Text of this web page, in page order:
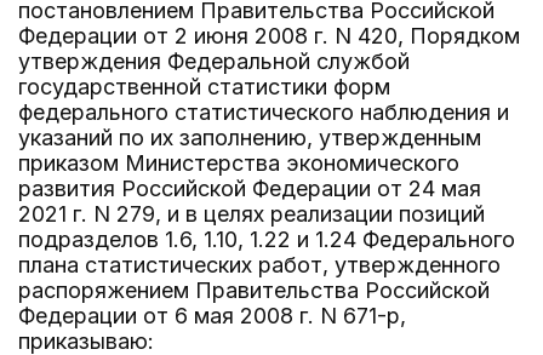
постановлением Правительства Российской
Федерации от 2 июня 2008 г. N 420, Порядком
утверждения Федеральной службой
государственной статистики форм
федерального статистического наблюдения и
указаний по их заполнению, утвержденным
приказом Министерства экономического
развития Российской Федерации от 24 мая
2021 г. N 279, и в целях реализации позиций
подразделов 1.6, 1.10, 1.22 и 1.24 Федерального
плана статистических работ, утвержденного
распоряжением Правительства Российской
Федерации от 6 мая 2008 г. N 671-р,
приказываю: